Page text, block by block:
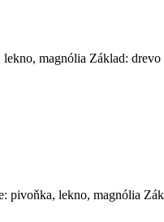
magnólia Základ:
lekno, magnólia